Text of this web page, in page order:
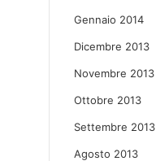
Gennaio 2014
Dicembre 2013
Novembre 2013
Ottobre 2013
Settembre 2013
Agosto 2013